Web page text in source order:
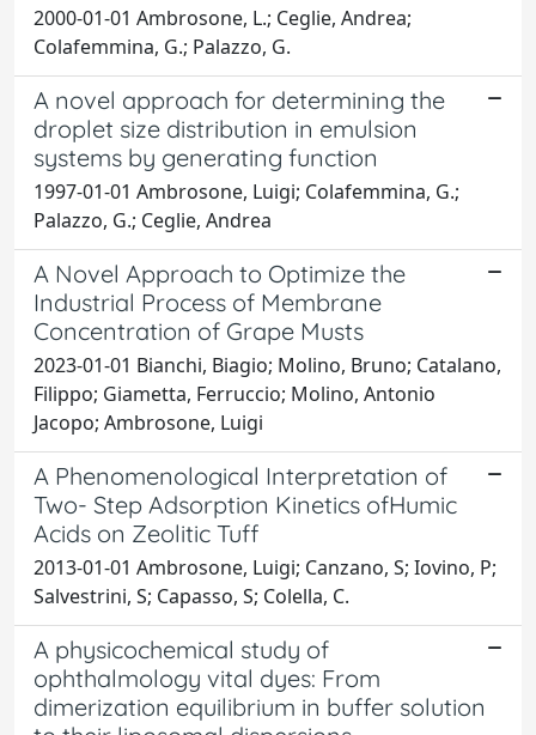
2000-01-01 Ambrosone, L.; Ceglie, Andrea;
Colafemmina, G.; Palazzo, G.
A novel approach for determining the
droplet size distribution in emulsion
systems by generating function
1997-01-01 Ambrosone, Luigi; Colafemmina, G.;
Palazzo, G.; Ceglie, Andrea
A Novel Approach to Optimize the
Industrial Process of Membrane
Concentration of Grape Musts
2023-01-01 Bianchi, Biagio; Molino, Bruno; Catalano,
Filippo; Giametta, Ferruccio; Molino, Antonio
Jacopo; Ambrosone, Luigi
A Phenomenological Interpretation of
Two- Step Adsorption Kinetics ofHumic
Acids on Zeolitic Tuff
2013-01-01 Ambrosone, Luigi; Canzano, S; Iovino, P;
Salvestrini, S; Capasso, S; Colella, C.
A physicochemical study of
ophthalmology vital dyes: From
dimerization equilibrium in buffer solution